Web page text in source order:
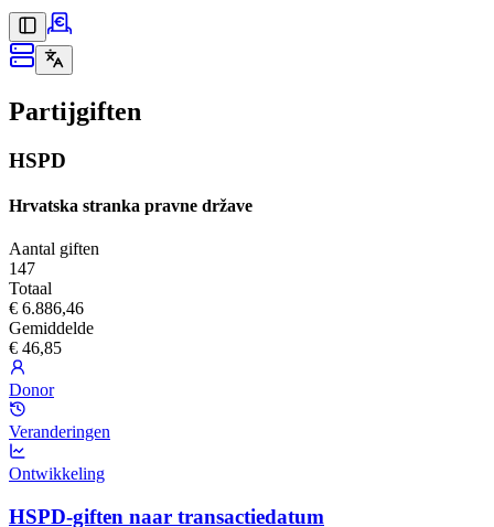
Partijgiften
HSPD
Hrvatska stranka pravne države
Aantal giften
147
Totaal
€ 6.886,46
Gemiddelde
€ 46,85
Donor
Veranderingen
Ontwikkeling
HSPD-giften naar transactiedatum